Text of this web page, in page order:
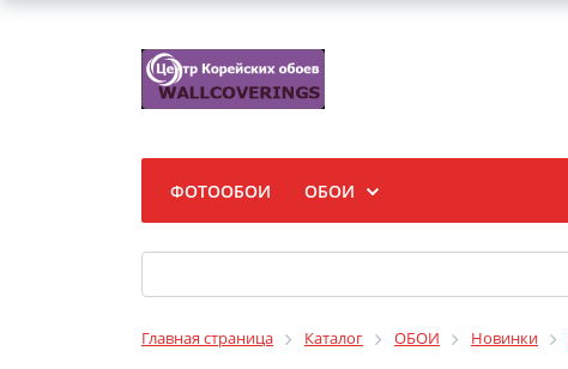
ФОТООБОИ ОБОИ
Главная страница Каталог ОБОИ Новинки